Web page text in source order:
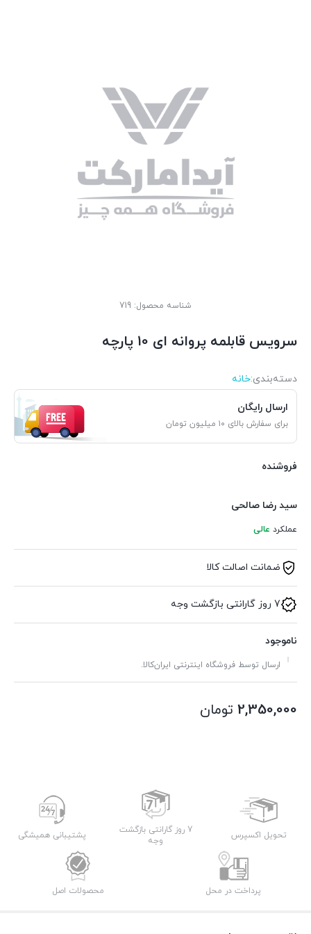
شناسه محصول: 719
سرویس قابلمه پروانه ای 10 پارچه
دسته‌بندی‌:خانه
ارسال رایگان
برای سفارش بالای ۱۰ میلیون تومان
فروشنده
سید رضا صالحی
عملکرد عالی
ضمانت اصالت کالا
7 روز گارانتی بازگشت وجه
ناموجود
ارسال توسط فروشگاه اینترنتی ایران‌کالا.
2,350,000 تومان
تحویل اکسپرس
7 روز گارانتی بازگشت
وجه
پشتیبانی همیشگی
پرداخت در محل محصولات اصل